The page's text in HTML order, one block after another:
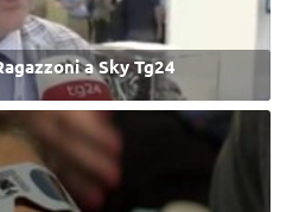
a Sky Tg24